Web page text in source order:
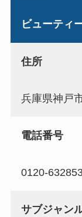
ビューティ
住所
兵庫県神戸
電話番号
0120-
サブジャン